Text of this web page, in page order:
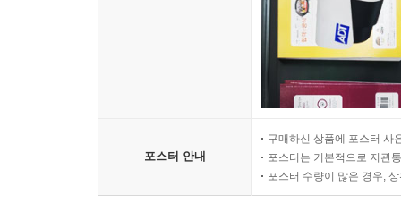
포스터 안내
구매하신 상품에 포스터 사
포스터는 기본적으로 지관
포스터 수량이 많은 경우,